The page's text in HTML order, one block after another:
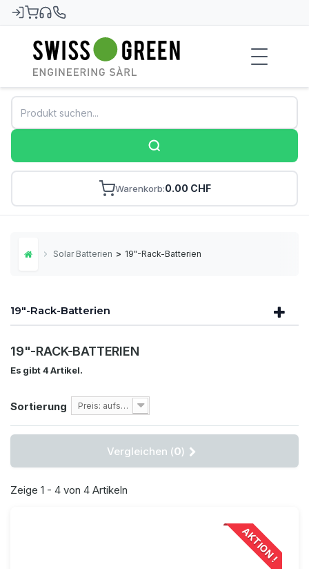
Swiss-Green
Warenkorb 0.00 CHF
Home Solar Batterien > 19"-Rack-Batterien
19"-Rack-Batterien
19"-RACK-BATTERIEN
Es gibt 4 Artikel.
Sortierung Preis: aufsteigend
Vergleichen (0)
Zeige 1 - 4 von 4 Artikeln
AKTION !